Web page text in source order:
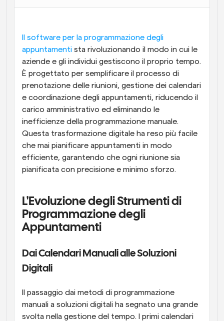
Programmazione potenziata con chiamate
supportate dall'IA
Blog
Rimani aggiornato con le ultime notizie e aggiornamenti
Riunioni Instantanee
Incontrare i clienti in pochi minuti
Link di Gruppo Dinamico
Prenota senza sforzo riunioni con più persone
Webhook
Ricevi una notifica quando succede qualcosa
Il software per la programmazione degli
appuntamenti sta rivoluzionando il modo in cui le
aziende e gli individui gestiscono il proprio tempo.
È progettato per semplificare il processo di
prenotazione delle riunioni, gestione dei calendari
e coordinazione degli appuntamenti, riducendo il
carico amministrativo ed eliminando le
inefficienze della programmazione manuale.
Questa trasformazione digitale ha reso più facile
che mai pianificare appuntamenti in modo
efficiente, garantendo che ogni riunione sia
pianificata con precisione e minimo sforzo.
L'Evoluzione degli Strumenti di
Programmazione degli
Appuntamenti
Dai Calendari Manuali alle Soluzioni
Digitali
Il passaggio dai metodi di programmazione
manuali a soluzioni digitali ha segnato una grande
svolta nella gestione del tempo. I primi calendari